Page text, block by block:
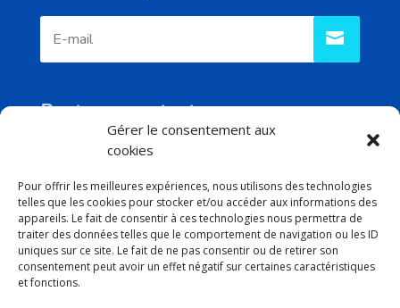
Gérer le consentement aux
cookies
Pour offrir les meilleures expériences, nous utilisons des technologies
telles que les cookies pour stocker et/ou accéder aux informations des
appareils. Le fait de consentir à ces technologies nous permettra de
traiter des données telles que le comportement de navigation ou les ID
uniques sur ce site. Le fait de ne pas consentir ou de retirer son
consentement peut avoir un effet négatif sur certaines caractéristiques
et fonctions.
Reste en contact
Contacts
 01 75 40 66 73
